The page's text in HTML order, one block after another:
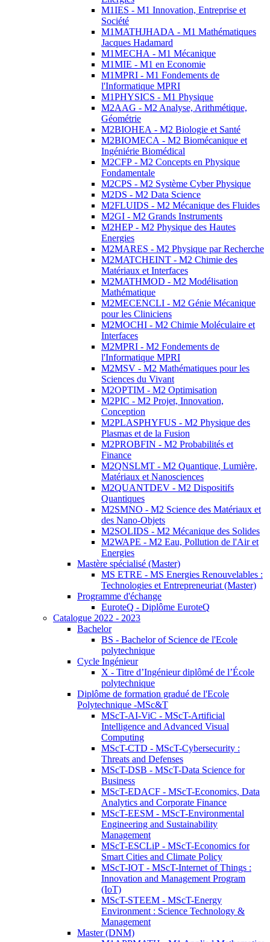
M1IES - M1 Innovation, Entreprise et
Société
M1MATHJHADA - M1 Mathématiques
Jacques Hadamard
M1MECHA - M1 Mécanique
M1MIE - M1 en Economie
M1MPRI - M1 Fondements de
l'Informatique MPRI
M1PHYSICS - M1 Physique
M2AAG - M2 Analyse, Arithmétique,
Géométrie
M2BIOHEA - M2 Biologie et Santé
M2BIOMECA - M2 Biomécanique et
Ingéniérie Biomédical
M2CFP - M2 Concepts en Physique
Fondamentale
M2CPS - M2 Système Cyber Physique
M2DS - M2 Data Science
M2FLUIDS - M2 Mécanique des Fluides
M2GI - M2 Grands Instruments
M2HEP - M2 Physique des Hautes
Energies
M2MARES - M2 Physique par Recherche
M2MATCHEINT - M2 Chimie des
Matériaux et Interfaces
M2MATHMOD - M2 Modélisation
Mathématique
M2MECENCLI - M2 Génie Mécanique
pour les Cliniciens
M2MOCHI - M2 Chimie Moléculaire et
Interfaces
M2MPRI - M2 Fondements de
l'Informatique MPRI
M2MSV - M2 Mathématiques pour les
Sciences du Vivant
M2OPTIM - M2 Optimisation
M2PIC - M2 Projet, Innovation,
Conception
M2PLASPHYFUS - M2 Physique des
Plasmas et de la Fusion
M2PROBFIN - M2 Probabilités et
Finance
M2QNSLMT - M2 Quantique, Lumière,
Matériaux et Nanosciences
M2QUANTDEV - M2 Dispositifs
Quantiques
M2SMNO - M2 Science des Matériaux et
des Nano-Objets
M2SOLIDS - M2 Mécanique des Solides
M2WAPE - M2 Eau, Pollution de l'Air et
Energies
Mastère spécialisé (Master)
MS ETRE - MS Energies Renouvelables :
Technologies et Entrepreneuriat (Master)
Programme d'échange
EuroteQ - Diplôme EuroteQ
Catalogue 2022 - 2023
Bachelor
BS - Bachelor of Science de l'Ecole
polytechnique
Cycle Ingénieur
X - Titre d’Ingénieur diplômé de l’École
polytechnique
Diplôme de formation gradué de l'Ecole
Polytechnique -MSc&T
MScT-AI-ViC - MScT-Artificial
Intelligence and Advanced Visual
Computing
MScT-CTD - MScT-Cybersecurity :
Threats and Defenses
MScT-DSB - MScT-Data Science for
Business
MScT-EDACF - MScT-Economics, Data
Analytics and Corporate Finance
MScT-EESM - MScT-Environmental
Engineering and Sustainability
Management
MScT-ESCLiP - MScT-Economics for
Smart Cities and Climate Policy
MScT-IOT - MScT-Internet of Things :
Innovation and Management Program
(IoT)
MScT-STEEM - MScT-Energy
Environment : Science Technology &
Management
Master (DNM)